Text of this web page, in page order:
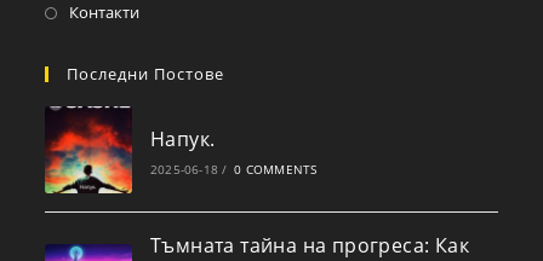
Контакти
Последни Постове
Напук.
2025-06-18 / 0 COMMENTS
Тъмната тайна на прогреса: Как